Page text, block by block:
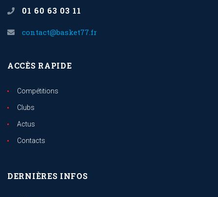
01 60 63 03 11
contact@basket77.fr
ACCÈS RAPIDE
Compétitions
Clubs
Actus
Contacts
DERNIÈRES INFOS